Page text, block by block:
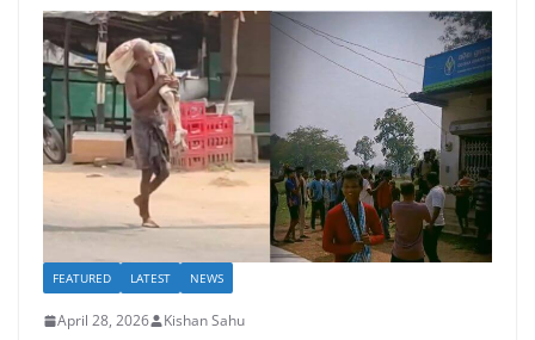
FEATURED LATEST NEWS
April 28, 2026 Kishan Sahu